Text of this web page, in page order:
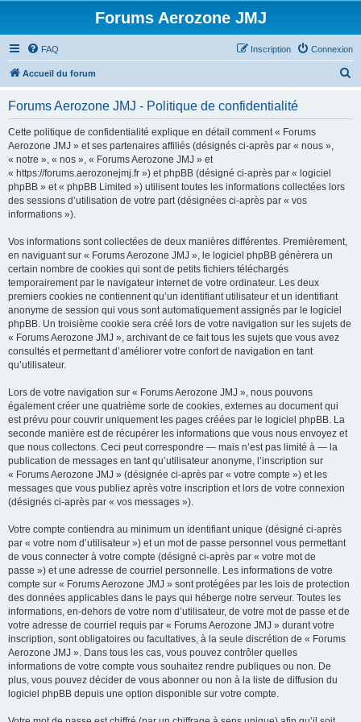
Forums Aerozone JMJ
FAQ Connexion
Inscription
Accueil du forum
Forums Aerozone JMJ - Politique de confidentialité
Cette politique de confidentialité explique en détail comment « Forums
Aerozone JMJ » et ses partenaires affiliés (désignés ci-après par « nous »,
« notre », « nos », « Forums Aerozone JMJ » et
« https://forums.aerozonejmj.fr ») et phpBB (désigné ci-après par « logiciel
phpBB » et « phpBB Limited ») utilisent toutes les informations collectées lors
des sessions d’utilisation de votre part (désignées ci-après par « vos
informations »).
Vos informations sont collectées de deux manières différentes. Premièrement,
en naviguant sur « Forums Aerozone JMJ », le logiciel phpBB génèrera un
certain nombre de cookies qui sont de petits fichiers téléchargés
temporairement par le navigateur internet de votre ordinateur. Les deux
premiers cookies ne contiennent qu’un identifiant utilisateur et un identifiant
anonyme de session qui vous sont automatiquement assignés par le logiciel
phpBB. Un troisième cookie sera créé lors de votre navigation sur les sujets de
« Forums Aerozone JMJ », archivant de ce fait tous les sujets que vous avez
consultés et permettant d’améliorer votre confort de navigation en tant
qu’utilisateur.
Lors de votre navigation sur « Forums Aerozone JMJ », nous pouvons
également créer une quatrième sorte de cookies, externes au document qui
est prévu pour couvrir uniquement les pages créées par le logiciel phpBB. La
seconde manière est de récupérer les informations que vous nous envoyez et
que nous collectons. Ceci peut correspondre — mais n’est pas limité à — la
publication de messages en tant qu’utilisateur anonyme, l’inscription sur
« Forums Aerozone JMJ » (désignée ci-après par « votre compte ») et les
messages que vous publiez après votre inscription et lors de votre connexion
(désignés ci-après par « vos messages »).
Votre compte contiendra au minimum un identifiant unique (désigné ci-après
par « votre nom d’utilisateur ») et un mot de passe personnel vous permettant
de vous connecter à votre compte (désigné ci-après par « votre mot de
passe ») et une adresse de courriel personnelle. Les informations de votre
compte sur « Forums Aerozone JMJ » sont protégées par les lois de protection
des données applicables dans le pays qui héberge notre serveur. Toutes les
informations, en-dehors de votre nom d’utilisateur, de votre mot de passe et de
votre adresse de courriel requis par « Forums Aerozone JMJ » durant votre
inscription, sont obligatoires ou facultatives, à la seule discrétion de « Forums
Aerozone JMJ ». Dans tous les cas, vous pouvez contrôler quelles
informations de votre compte vous souhaitez rendre publiques ou non. De
plus, vous pouvez décider de vous abonner ou non à la liste de diffusion du
logiciel phpBB depuis une option disponible sur votre compte.